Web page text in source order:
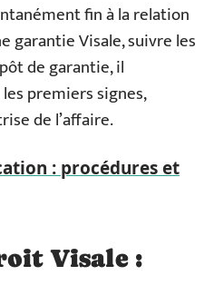
fin à la relation
garantie Visale, suivre les
de garantie, il
premiers signes,
de l’affaire.
: procédures et
Visale :